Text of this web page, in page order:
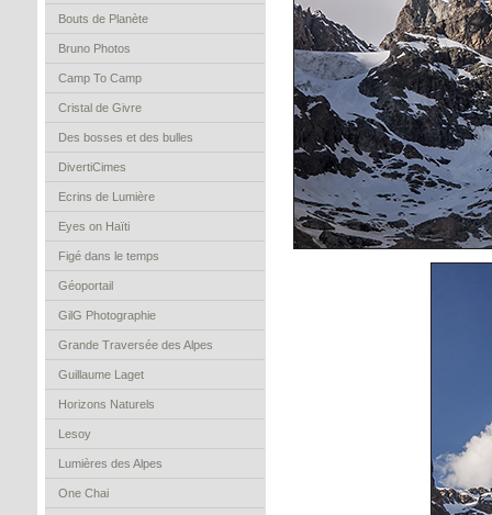
Bouts de Planète
Bruno Photos
Camp To Camp
Cristal de Givre
Des bosses et des bulles
DivertiCimes
Ecrins de Lumière
Eyes on Haïti
Figé dans le temps
Géoportail
GilG Photographie
Grande Traversée des Alpes
Guillaume Laget
Horizons Naturels
Lesoy
Lumières des Alpes
One Chai